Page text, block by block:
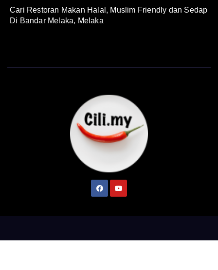
Cari Restoran Makan Halal, Muslim Friendly dan Sedap
Di Bandar Melaka, Melaka